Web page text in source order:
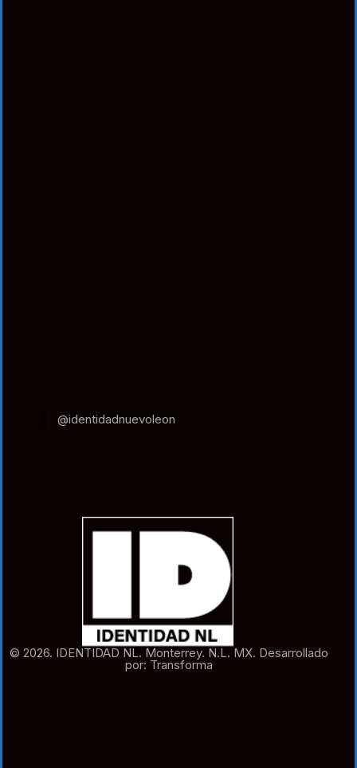
@identidadnuevoleon
© 2026. IDENTIDAD NL. Monterrey. N.L. MX. Desarrollado
por: Transforma